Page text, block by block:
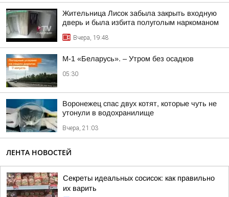
Жительница Лисок забыла закрыть входную
дверь и была избита полуголым наркоманом
Вчера, 19:48
М-1 «Беларусь». – Утром без осадков
05:30
Воронежец спас двух котят, которые чуть не
утонули в водохранилище
Вчера, 21:03
ЛЕНТА НОВОСТЕЙ
Секреты идеальных сосисок: как правильно
их варить